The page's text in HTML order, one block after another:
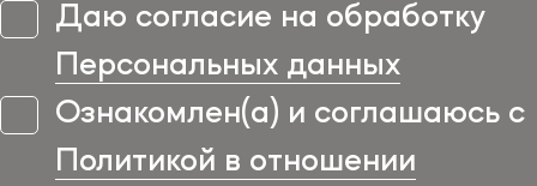
Даю согласие на обработку
Персональных данных
Ознакомлен(а) и соглашаюсь с
Политикой в отношении